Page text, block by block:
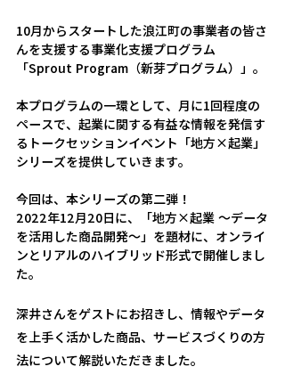
10月からスタートした浪江町の事業者の皆さ
んを支援する事業化支援プログラム
「Sprout Program（新芽プログラム） 」。
本プログラムの一環として、月に1回程度の
ペースで、起業に関する有益な情報を発信す
るトークセッションイベント「地方×起業」
シリーズを提供していきます。
今回は、本シリーズの第二弾！
2022年12月20日に、「地方×起業 ～データ
を活用した商品開発～」を題材に、オンライ
ンとリアルのハイブリッド形式で開催しまし
た。
深井さんをゲストにお招きし、情報やデータ
を上手く活かした商品、サービスづくりの方
法について解説いただきました。